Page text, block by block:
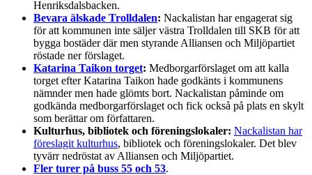
Henriksdalsbacken.
Bevara älskade Trolldalen: Nackalistan har engagerat sig
för att kommunen inte säljer västra Trolldalen till SKB för att
bygga bostäder där men styrande Alliansen och Miljöpartiet
röstade ner förslaget.
Katarina Taikon torget: Medborgarförslaget om att kalla
torget efter Katarina Taikon hade godkänts i kommunens
nämnder men hade glömts bort. Nackalistan påminde om
godkända medborgarförslaget och fick också på plats en skylt
som berättar om författaren.
Kulturhus, bibliotek och föreningslokaler: Nackalistan har
föreslagit kulturhus, bibliotek och föreningslokaler. Det blev
tyvärr nedröstat av Alliansen och Miljöpartiet.
Fler turer på buss 55 och 53.